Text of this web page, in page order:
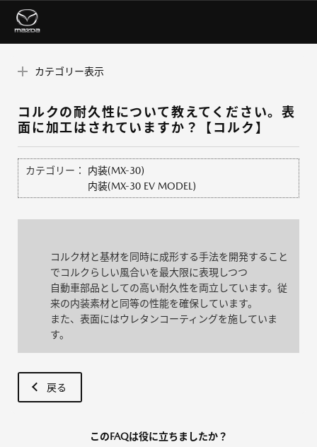
カテゴリー表示
コルクの耐久性について教えてください。表
面に加工はされていますか？【コルク】
カテゴリー：
内装(MX-30)
内装(MX-30 EV MODEL)
コルク材と基材を同時に成形する手法を開発すること
でコルクらしい風合いを最大限に表現しつつ
自動車部品としての高い耐久性を両立しています。従
来の内装素材と同等の性能を確保しています。
また、表面にはウレタンコーティングを施していま
す。
戻る
このFAQは役に立ちましたか？